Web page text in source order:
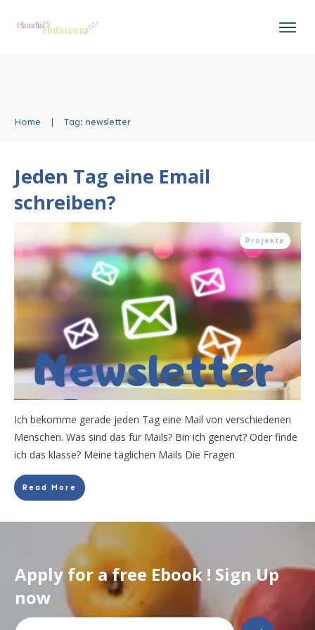
Home Tag: newsletter
Jeden Tag eine Email
schreiben?
Projekte
Ich bekomme gerade jeden Tag eine Mail von verschiedenen
Menschen. Was sind das für Mails? Bin ich genervt? Oder finde
ich das klasse? Meine täglichen Mails Die Fragen
Read More
Apply for a free Ebook ! Sign Up
now